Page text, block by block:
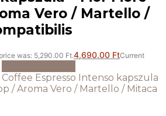
Vero / Martello /
was: 5,290.00 Ft.4,690.00 FtCurrent